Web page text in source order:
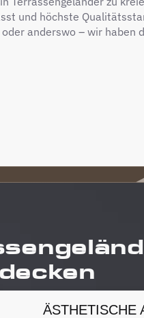
und höchste
oder anderswo – wir haben
ÄSTHETISCHE